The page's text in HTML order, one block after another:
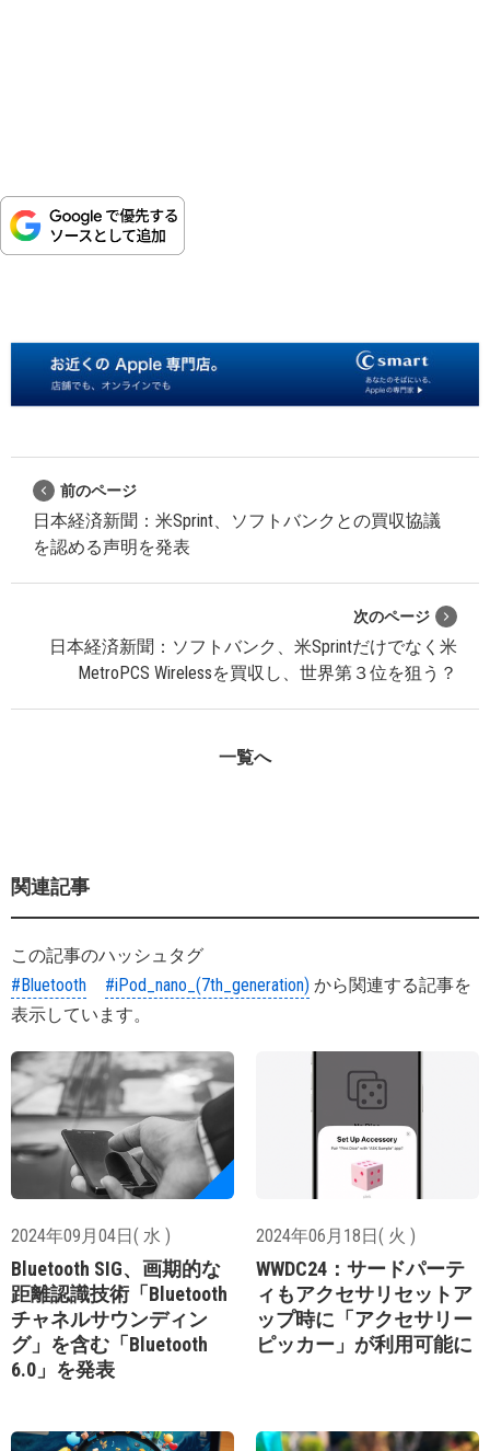
前のページ
日本経済新聞：米Sprint、ソフトバンクとの買収協議
を認める声明を発表
次のページ
日本経済新聞：ソフトバンク、米Sprintだけでなく米
MetroPCS Wirelessを買収し、世界第３位を狙う？
一覧へ
関連記事
この記事のハッシュタグ
#Bluetooth
#iPod_nano_(7th_generation) から関連する記事を
表示しています。
2024年09月04日( 水 )
Bluetooth SIG、画期的な
距離認識技術「Bluetooth
チャネルサウンディン
グ」を含む「Bluetooth
6.0」を発表
2024年06月18日( 火 )
WWDC24：サードパーテ
ィもアクセサリセットア
ップ時に「アクセサリー
ピッカー」が利用可能に